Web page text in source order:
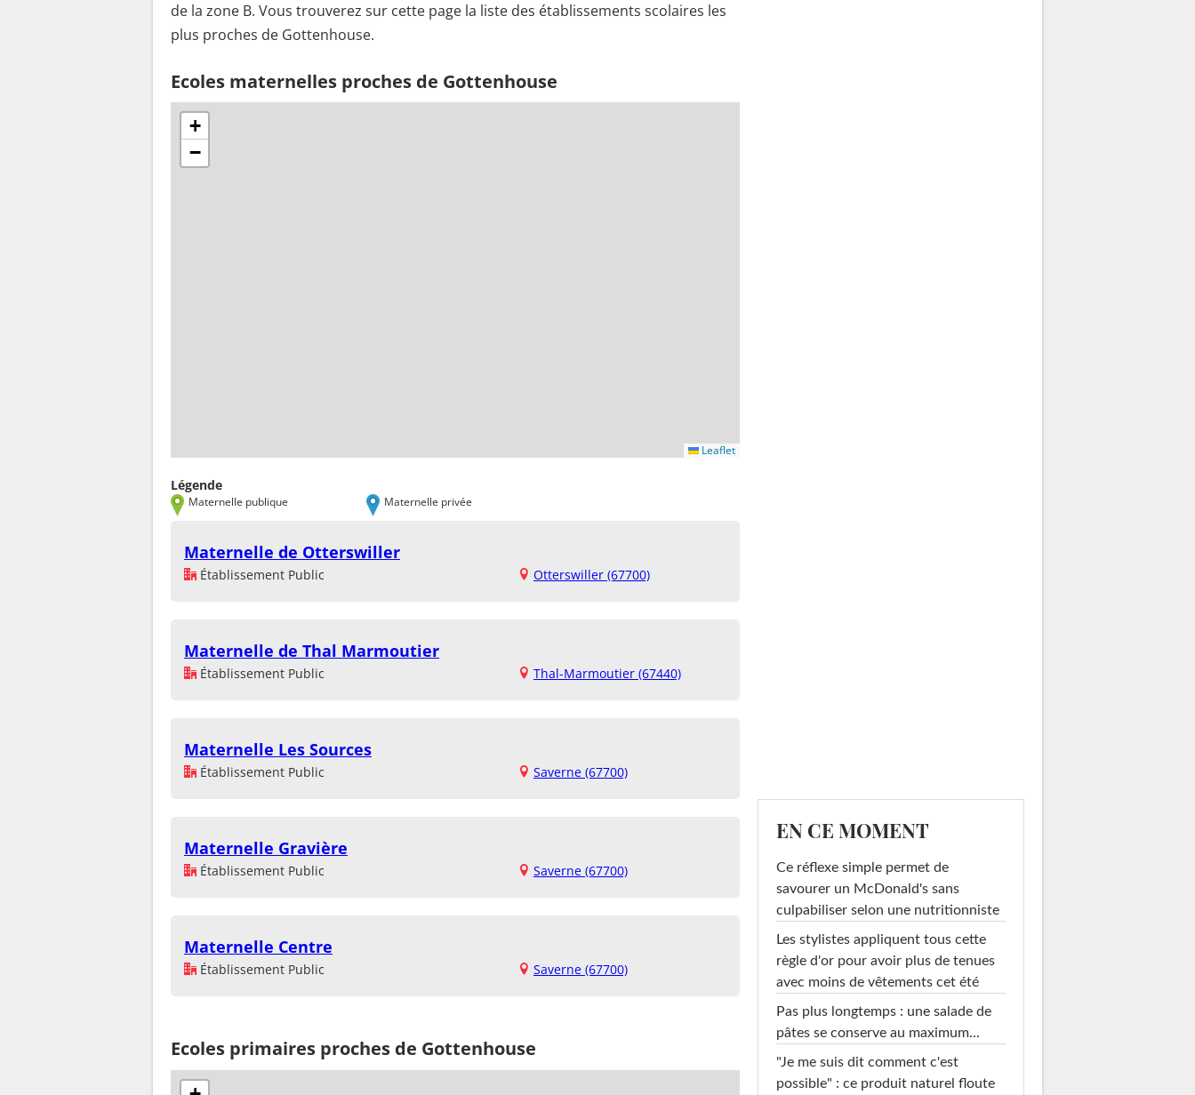
de la zone B. Vous trouverez sur cette page la liste des établissements scolaires les
plus proches de Gottenhouse.
Ecoles maternelles proches de Gottenhouse
+
−
Leaflet
Légende
Maternelle publique Maternelle privée
Maternelle de Otterswiller
Établissement Public Otterswiller (67700)
Maternelle de Thal Marmoutier
Établissement Public Thal-Marmoutier (67440)
Maternelle Les Sources
Établissement Public Saverne (67700)
Maternelle Gravière
Établissement Public Saverne (67700)
Maternelle Centre
Établissement Public Saverne (67700)
Ecoles primaires proches de Gottenhouse
EN CE MOMENT
Ce réflexe simple permet de
savourer un McDonald's sans
culpabiliser selon une nutritionniste
Les stylistes appliquent tous cette
règle d'or pour avoir plus de tenues
avec moins de vêtements cet été
Pas plus longtemps : une salade de
pâtes se conserve au maximum...
"Je me suis dit comment c'est
possible" : ce produit naturel floute